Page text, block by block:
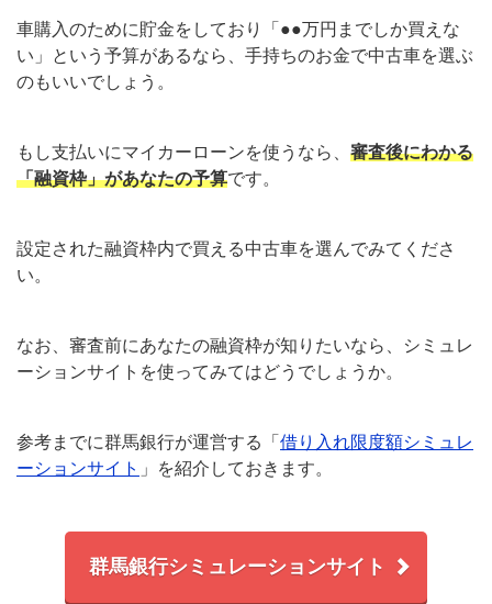
車購入のために貯金をしており「●●万円までしか買えな
い」という予算があるなら、手持ちのお金で中古車を選ぶ
のもいいでしょう。
もし支払いにマイカーローンを使うなら、 審査後にわかる
「融資枠」があなたの予算です。
設定された融資枠内で買える中古車を選んでみてくださ
い。
なお、審査前にあなたの融資枠が知りたいなら、シミュレ
ーションサイトを使ってみてはどうでしょうか。
参考までに群馬銀行が運営する「 借り入れ限度額シミュレ
ーションサイト 」を紹介しておきます。
群馬銀行シミュレーションサイト